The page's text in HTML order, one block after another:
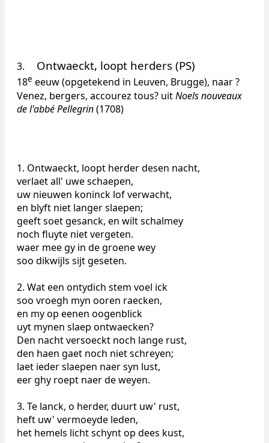
3. Ontwaeckt, loopt herders (PS)
18e eeuw (opgetekend in Leuven, Brugge), naar ?
Venez, bergers, accourez tous? uitNoels nouveaux
de l'abbé Pellegrin(1708)
1. Ontwaeckt, loopt herder desen nacht,
verlaet all' uwe schaepen,
uw nieuwen koninck lof verwacht,
en blyft niet langer slaepen;
geeft soet gesanck, en wilt schalmey
noch fluyte niet vergeten.
waer mee gy in de groene wey
soo dikwijls sijt geseten.
2. Wat een ontydich stem voel ick
soo vroegh myn ooren raecken,
en my op eenen oogenblick
uyt mynen slaep ontwaecken?
Den nacht versoeckt noch lange rust,
den haen gaet noch niet schreyen;
laet ieder slaepen naer syn lust,
eer ghy roept naer de weyen.
3. Te lanck, o herder, duurt uw' rust,
heft uw' vermoeyde leden,
het hemels licht schynt op dees kust,